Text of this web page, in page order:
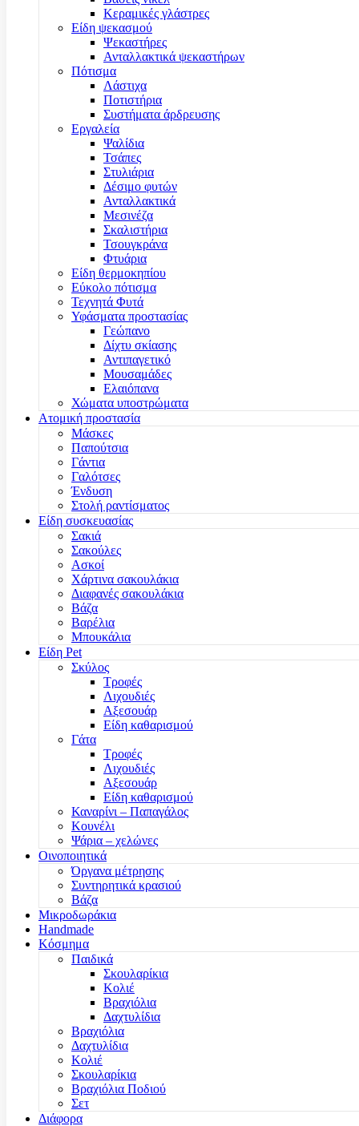
Κεραμικές γλάστρες
Είδη ψεκασμού
Ψεκαστήρες
Ανταλλακτικά ψεκαστήρων
Πότισμα
Λάστιχα
Ποτιστήρια
Συστήματα άρδρευσης
Εργαλεία
Ψαλίδια
Τσάπες
Στυλιάρια
Δέσιμο φυτών
Ανταλλακτικά
Μεσινέζα
Σκαλιστήρια
Τσουγκράνα
Φτυάρια
Είδη θερμοκηπίου
Εύκολο πότισμα
Τεχνητά Φυτά
Υφάσματα προστασίας
Γεώπανο
Δίχτυ σκίασης
Αντιπαγετικό
Μουσαμάδες
Ελαιόπανα
Χώματα υποστρώματα
Ατομική προστασία
Μάσκες
Παπούτσια
Γάντια
Γαλότσες
Ένδυση
Στολή ραντίσματος
Είδη συσκευασίας
Σακιά
Σακούλες
Ασκοί
Χάρτινα σακουλάκια
Διαφανές σακουλάκια
Βάζα
Βαρέλια
Μπουκάλια
Είδη Pet
Σκύλος
Τροφές
Λιχουδιές
Αξεσουάρ
Είδη καθαρισμού
Γάτα
Τροφές
Λιχουδιές
Αξεσουάρ
Είδη καθαρισμού
Καναρίνι – Παπαγάλος
Κουνέλι
Ψάρια – χελώνες
Οινοποιητικά
Όργανα μέτρησης
Συντηρητικά κρασιού
Βάζα
Μικροδωράκια
Handmade
Κόσμημα
Παιδικά
Σκουλαρίκια
Κολιέ
Βραχιόλια
Δαχτυλίδια
Βραχιόλια
Δαχτυλίδια
Κολιέ
Σκουλαρίκια
Βραχιόλια Ποδιού
Σετ
Διάφορα